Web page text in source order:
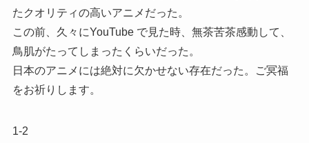
たクオリティの高いアニメだった。
この前、久々にYouTube で見た時、無茶苦茶感動して、
鳥肌がたってしまったくらいだった。
日本のアニメには絶対に欠かせない存在だった。ご冥福
をお祈りします。
1-2